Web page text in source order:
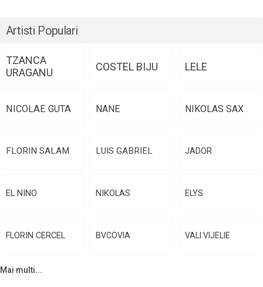
Artisti Populari
TZANCA
URAGANU
COSTEL BIJU LELE
NICOLAE GUTA NANE NIKOLAS SAX
FLORIN SALAM LUIS GABRIEL JADOR
EL NINO NIKOLAS ELYS
FLORIN CERCEL BVCOVIA VALI VIJELIE
Mai multi...